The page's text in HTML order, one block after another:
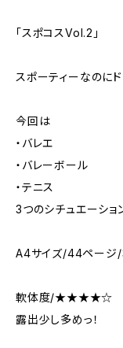
「スポコスVol.2」
スポーティーなのに
今回は
・バレエ
・バレーボール
・テニス
3つのシチュエーショ
A4サイズ/44ページ
軟体度/★★★★☆
露出少し多めっ！